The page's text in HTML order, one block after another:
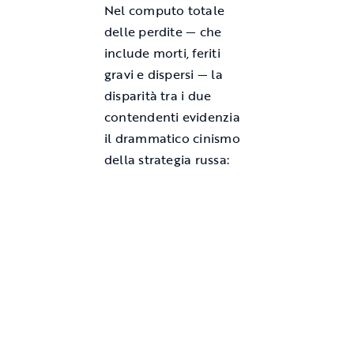
Nel computo totale
delle perdite — che
include morti, feriti
gravi e dispersi — la
disparità tra i due
contendenti evidenzia
il drammatico cinismo
della strategia russa: